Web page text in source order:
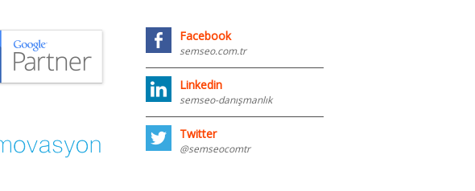
Facebook
semseo.com.tr
Linkedin
semseo-danışmanlık
Twitter
@semseocomtr